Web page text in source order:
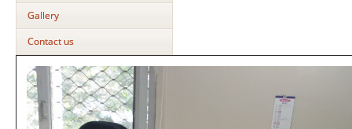
Gallery
Contact us